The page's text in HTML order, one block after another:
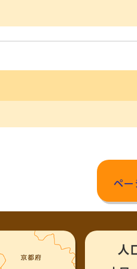
ペー
人